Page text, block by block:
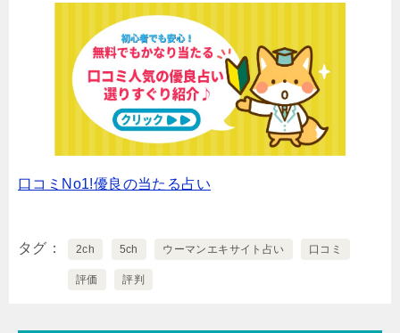
口コミNo1!優良の当たる占い
タグ 2ch 5ch ウーマンエキサイト占い 口コミ
評価 評判